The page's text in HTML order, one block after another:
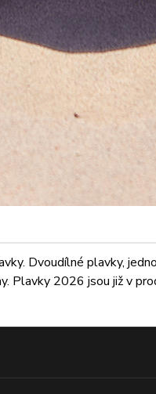
Dvoudílné plavky,
Plavky 2026 jsou již v